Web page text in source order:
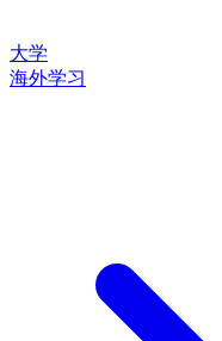
大学
海外学习